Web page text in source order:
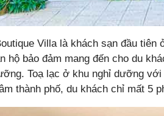
Villa là khách sạn đầu
hộ bảo đảm mang đến cho du
Toạ lạc ở khu nghỉ dưỡng
thành phố, du khách chỉ mất 5